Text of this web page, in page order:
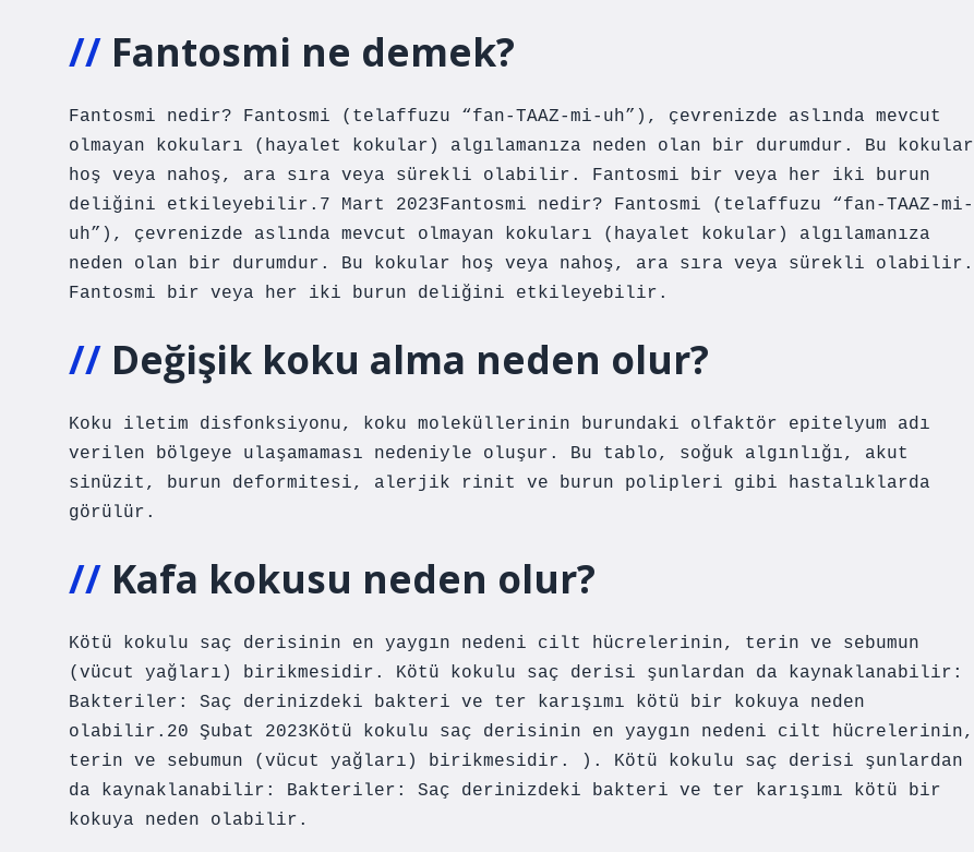
Fantosmi ne demek?
Fantosmi nedir? Fantosmi (telaffuzu “fan-TAAZ-mi-uh”), çevrenizde aslında mevcut
olmayan kokuları (hayalet kokular) algılamanıza neden olan bir durumdur. Bu kokular
hoş veya nahoş, ara sıra veya sürekli olabilir. Fantosmi bir veya her iki burun
deliğini etkileyebilir.7 Mart 2023Fantosmi nedir? Fantosmi (telaffuzu “fan-TAAZ-mi-
uh”), çevrenizde aslında mevcut olmayan kokuları (hayalet kokular) algılamanıza
neden olan bir durumdur. Bu kokular hoş veya nahoş, ara sıra veya sürekli olabilir.
Fantosmi bir veya her iki burun deliğini etkileyebilir.
Değişik koku alma neden olur?
Koku iletim disfonksiyonu, koku moleküllerinin burundaki olfaktör epitelyum adı
verilen bölgeye ulaşamaması nedeniyle oluşur. Bu tablo, soğuk algınlığı, akut
sinüzit, burun deformitesi, alerjik rinit ve burun polipleri gibi hastalıklarda
görülür.
Kafa kokusu neden olur?
Kötü kokulu saç derisinin en yaygın nedeni cilt hücrelerinin, terin ve sebumun
(vücut yağları) birikmesidir. Kötü kokulu saç derisi şunlardan da kaynaklanabilir:
Bakteriler: Saç derinizdeki bakteri ve ter karışımı kötü bir kokuya neden
olabilir.20 Şubat 2023Kötü kokulu saç derisinin en yaygın nedeni cilt hücrelerinin,
terin ve sebumun (vücut yağları) birikmesidir. ). Kötü kokulu saç derisi şunlardan
da kaynaklanabilir: Bakteriler: Saç derinizdeki bakteri ve ter karışımı kötü bir
kokuya neden olabilir.